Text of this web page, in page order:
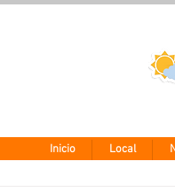
Inicio Local